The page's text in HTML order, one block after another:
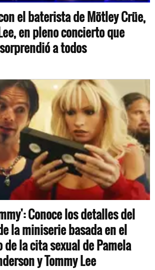
el baterista de Mötley Crüe,
en pleno concierto que
sorprendió a todos
Conoce los detalles del
la miniserie basada en el
de la cita sexual de Pamela
y Tommy Lee